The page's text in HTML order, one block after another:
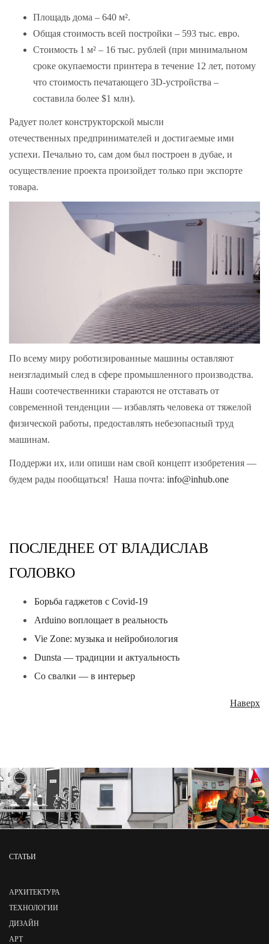
Площадь дома – 640 м².
Общая стоимость всей постройки – 593 тыс. евро.
Стоимость 1 м² – 16 тыс. рублей (при минимальном
сроке окупаемости принтера в течение 12 лет, потому
что стоимость печатающего 3D-устройства –
составила более $1 млн).
Радует полет конструкторской мысли
отечественных предпринимателей и достигаемые ими
успехи. Печально то, сам дом был построен в дубае, и
осуществление проекта произойдет только при экспорте
товара.
По всему миру роботизированные машины оставляют
неизгладимый след в сфере промышленного производства.
Наши соотечественники стараются не отставать от
современной тенденции — избавлять человека от тяжелой
физической работы, предоставлять небезопасный труд
машинам.
Поддержи их, или опиши нам свой концепт изобретения —
будем рады пообщаться! Наша почта: info@inhub.one
ПОСЛЕДНЕЕ ОТ ВЛАДИСЛАВ
ГОЛОВКО
Борьба гаджетов с Covid-19
Arduino воплощает в реальность
Vie Zone: музыка и нейробиология
Dunsta — традиции и актуальность
Со свалки — в интерьер
Наверх
СТАТЬИ
АРХИТЕКТУРА
ТЕХНОЛОГИИ
ДИЗАЙН
АРТ